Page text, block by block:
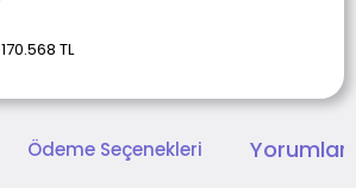
170.568 TL
Ödeme Seçenekleri